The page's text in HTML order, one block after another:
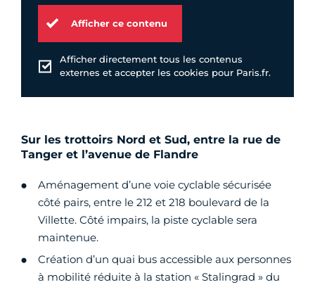
Afficher ce contenu
Afficher directement tous les contenus
externes et accepter les cookies pour Paris.fr.
Sur les trottoirs Nord et Sud, entre la rue de
Tanger et l’avenue de Flandre
Aménagement d’une voie cyclable sécurisée
côté pairs, entre le 212 et 218 boulevard de la
Villette. Côté impairs, la piste cyclable sera
maintenue.
Création d’un quai bus accessible aux personnes
à mobilité réduite à la station « Stalingrad » du